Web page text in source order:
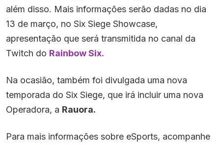
além disso. Mais informações serão dadas no dia
13 de março, no Six Siege Showcase,
apresentação que será transmitida no canal da
Twitch do Rainbow Six.
Na ocasião, também foi divulgada uma nova
temporada do Six Siege, que irá incluir uma nova
Operadora, a Rauora.
Para mais informações sobre eSports, acompanhe